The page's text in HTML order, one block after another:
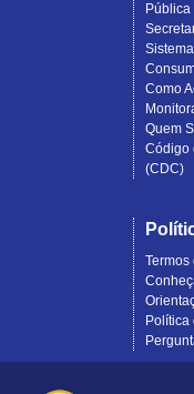
Pública
Como
Quem
Código
(CDC)
Termos
Política